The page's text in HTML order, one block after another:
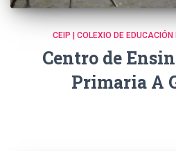
CEIP | COLEXIO DE
Centro de
Primaria A